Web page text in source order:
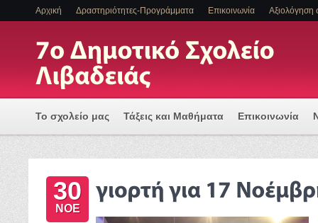
Αρχική Δραστηριότητες-Προγράμματα Επικοινωνία Αξιολόγηση
Το σχολείο μας Τάξεις και Μαθήματα Επικοινωνία
Πρόγραμμα Εισαγωγής Η/Υ για μια Ψηφιακά
ΕΝΤΑΞΗ ΜΑΘΗΤΩΝ ΜΕ ΑΝΑΠΗΡΙΑ Η/ΚΑΙ ΕΙΔΙΚΕΣ
30
ΝΟΕ